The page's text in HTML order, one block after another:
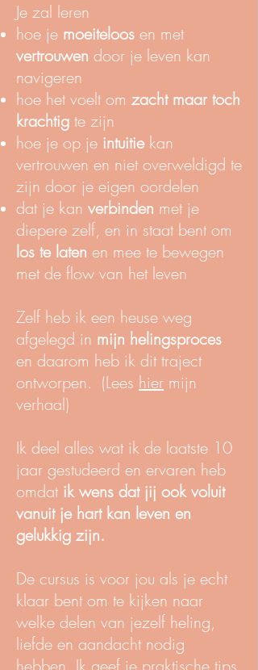
Je zal leren
hoe je moeiteloos en met
vertrouwen door je leven kan
navigeren
hoe het voelt om zacht maar toch
krachtig te zijn
hoe je op je intuitie kan
vertrouwen en niet overweldigd te
zijn door je eigen oordelen
dat je kan verbinden met je
diepere zelf, en in staat bent om
los te laten en mee te bewegen
met de flow van het leven
Zelf heb ik een heuse weg
afgelegd in mijn helingsproces
en daarom heb ik dit traject
ontworpen. (Lees hier mijn
verhaal)
Ik deel alles wat ik de laatste 10
jaar gestudeerd en ervaren heb
omdat ik wens dat jij ook voluit
vanuit je hart kan leven en
gelukkig zijn.
De cursus is voor jou als je echt
klaar bent om te kijken naar
welke delen van jezelf heling,
liefde en aandacht nodig
hebben. Ik geef je praktische tips